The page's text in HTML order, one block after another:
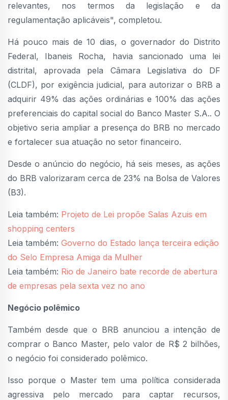
relevantes, nos termos da legislação e da
regulamentação aplicáveis", completou.
Há pouco mais de 10 dias, o governador do Distrito
Federal, Ibaneis Rocha, havia sancionado uma lei
distrital, aprovada pela Câmara Legislativa do DF
(CLDF), por exigência judicial, para autorizar o BRB a
adquirir 49% das ações ordinárias e 100% das ações
preferenciais do capital social do Banco Master S.A.. O
objetivo seria ampliar a presença do BRB no mercado
e fortalecer sua atuação no setor financeiro.
Desde o anúncio do negócio, há seis meses, as ações
do BRB valorizaram cerca de 23% na Bolsa de Valores
(B3).
Leia também: Projeto de Lei propõe Salas Azuis em
shopping centers
Leia também: Governo do Estado lança terceira edição
do Selo Empresa Amiga da Mulher
Leia também: Rio de Janeiro bate recorde de abertura
de empresas pela sexta vez no ano
Negócio polêmico
Também desde que o BRB anunciou a intenção de
comprar o Banco Master, pelo valor de R$ 2 bilhões,
o negócio foi considerado polêmico.
Isso porque o Master tem uma política considerada
agressiva pelo mercado para captar recursos,